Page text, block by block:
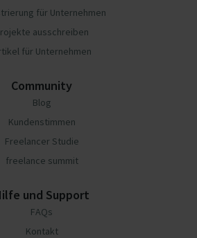
für Unternehmen
ausschreiben
für Unternehmen
Community
Blog
Kundenstimmen
Freelancer Studie
freelance summit
und Support
FAQs
Kontakt